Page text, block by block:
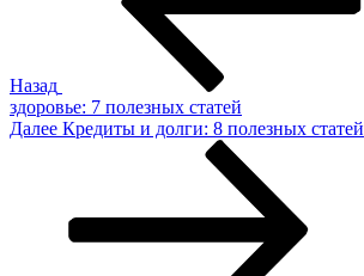
Назад
здоровье: 7 полезных статей
Следующая
Далее Кредиты и долги: 8 полезных статей